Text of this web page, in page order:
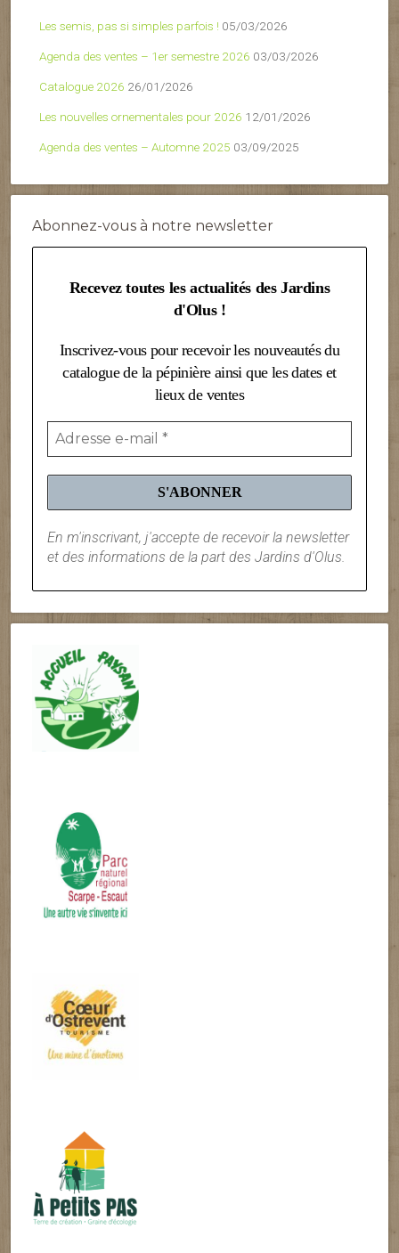
Les semis, pas si simples parfois ! 05/03/2026
Agenda des ventes – 1er semestre 2026 03/03/2026
Catalogue 2026 26/01/2026
Les nouvelles ornementales pour 2026 12/01/2026
Agenda des ventes – Automne 2025 03/09/2025
Abonnez-vous à notre newsletter
Recevez toutes les actualités des Jardins
d'Olus !
Inscrivez-vous pour recevoir les nouveautés du
catalogue de la pépinière ainsi que les dates et
lieux de ventes
En m'inscrivant, j'accepte de recevoir la newsletter
et des informations de la part des Jardins d'Olus.